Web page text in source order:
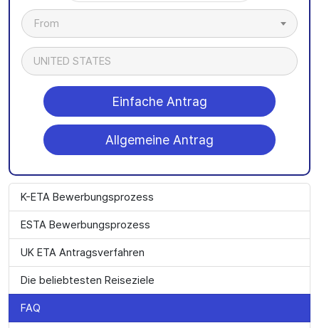
From
UNITED STATES
Einfache Antrag
Allgemeine Antrag
K-ETA Bewerbungsprozess
ESTA Bewerbungsprozess
UK ETA Antragsverfahren
Die beliebtesten Reiseziele
FAQ